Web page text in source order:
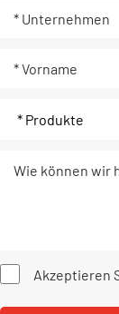
Akzeptieren